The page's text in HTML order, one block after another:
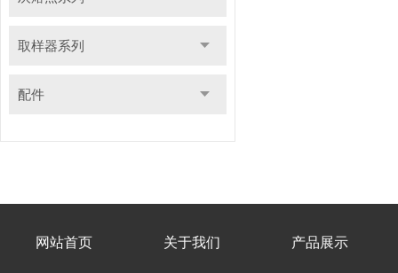
取样器系列
配件
网站首页 关于我们 产品展示